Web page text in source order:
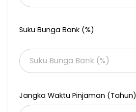
*Harga 800juta* nepis
Suku Bunga Bank (%)
Jangka Waktu Pinjaman (Tahun)